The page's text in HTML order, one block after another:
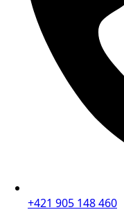
+421 905 148 460